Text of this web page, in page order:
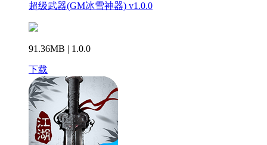
超级武器(GM冰雪神器) v1.0.0
91.36MB | 1.0.0
下载